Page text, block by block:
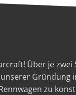
Über je zwei
Gründung
zu